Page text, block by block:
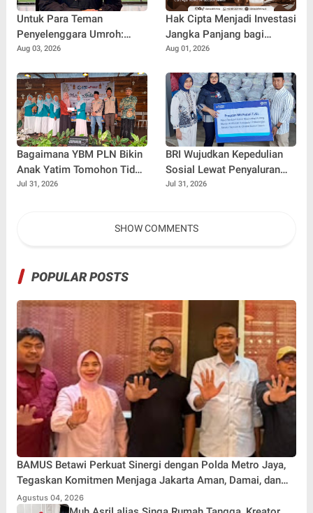
Untuk Para Teman
Penyelenggara Umroh:
Jangan Sampai Tertipu
Aug 03, 2026
Hak Cipta Menjadi Investasi
Jangka Panjang bagi
Penulis Buku
Aug 01, 2026
Bagaimana YBM PLN Bikin
Anak Yatim Tomohon Tidak
Tertinggal di Tahun Ajaran
Jul 31, 2026
BRI Wujudkan Kepedulian
Sosial Lewat Penyaluran
Paket Sembako di
Jul 31, 2026
SHOW COMMENTS
POPULAR POSTS
BAMUS Betawi Perkuat Sinergi dengan Polda Metro Jaya,
Tegaskan Komitmen Menjaga Jakarta Aman, Damai, dan
Kondusif Jelang HUT ke-81 Republik Indonesia
Agustus 04, 2026